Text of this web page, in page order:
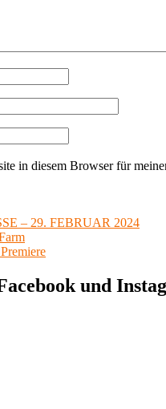
in diesem Browser für
– 29. FEBRUAR 2024
und